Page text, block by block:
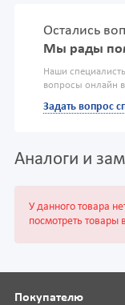
Остались
Мы рады
Наши
вопросы онлайн
Задать вопрос
Аналоги и
У данного товара
посмотреть товары в
Покупателю